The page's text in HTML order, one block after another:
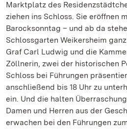
Marktplatz des
ziehen ins Schloss. Sie eröffnen
Barocksonntag – und ab da
Schlossgarten Weikersheim
Graf Carl Ludwig und die
Zöllnerin, zwei der historischen
Schloss bei Führungen
anschließend bis 18 Uhr zu
ein. Und die halten
Damen und Herren aus der
erwachen bei den Führungen